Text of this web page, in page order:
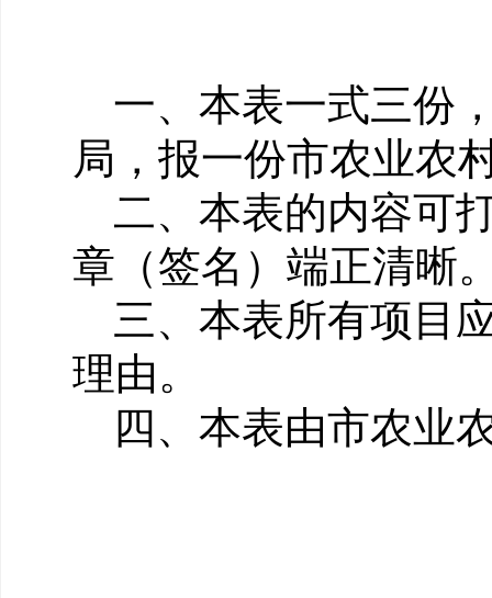
一、本表一式三份
局，报一份市农业农
二、本表的内容可
章（签名）端正清晰
三、本表所有项目
理由。
四、本表由市农业